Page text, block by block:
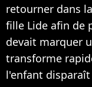
retourner dans
fille Lide afin de
devait marquer
transforme
l'enfant